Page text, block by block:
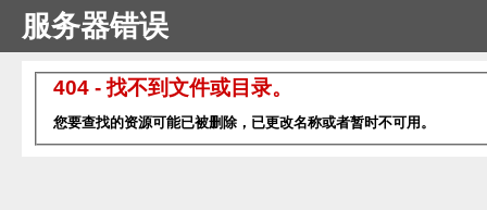
服务器错误
404 - 找不到文件或目录。
您要查找的资源可能已被删除，已更改名称或者暂时不可用。